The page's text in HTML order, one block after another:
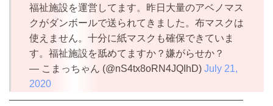
福祉施設を運営してます。昨日大量のアベノマス
クがダンボールで送られてきました。布マスクは
使えません。十分に紙マスクも確保できていま
す。福祉施設を舐めてますか？嫌がらせか？
— こまっちゃん (@nS4tx8oRN4JQIhD) July 21,
2020
————————————————————————